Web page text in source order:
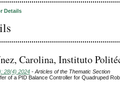
Details
Carolina, Instituto
28(4) 2024 - Articles of the Thematic Section
of a PID Balance Controller for Quadruped